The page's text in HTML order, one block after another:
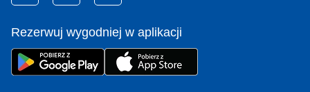
Rezerwuj wygodniej w aplikacji